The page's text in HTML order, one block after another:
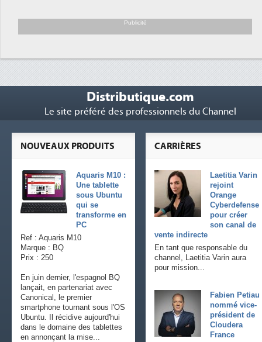
soutient les...
Publicité
Distributique.com
Le site préféré des professionnels du Channel
CARRIÈRES
Laetitia Varin
rejoint
Orange
Cyberdefense
pour créer
son canal de
vente indirecte
En tant que responsable du
channel, Laetitia Varin aura
pour mission...
Fabien Petiau
nommé vice-
président de
Cloudera
France
NOUVEAUX PRODUITS
Aquaris M10 :
Une tablette
sous Ubuntu
qui se
transforme en
PC
Ref : Aquaris M10
Marque : BQ
Prix : 250
En juin dernier, l'espagnol BQ
lançait, en partenariat avec
Canonical, le premier
smartphone tournant sous l'OS
Ubuntu. Il récidive aujourd'hui
dans le domaine des tablettes
en annonçant la mise...